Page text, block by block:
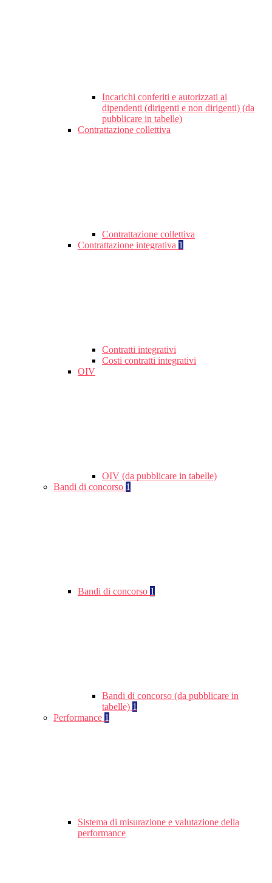
Incarichi conferiti e autorizzati ai
dipendenti (dirigenti e non dirigenti) (da
pubblicare in tabelle)
Contrattazione collettiva
Contrattazione collettiva
Contrattazione integrativa 1
Contratti integrativi
Costi contratti integrativi
OIV
OIV (da pubblicare in tabelle)
Bandi di concorso 1
Bandi di concorso 1
Bandi di concorso (da pubblicare in
tabelle) 1
Performance 1
Sistema di misurazione e valutazione della
performance